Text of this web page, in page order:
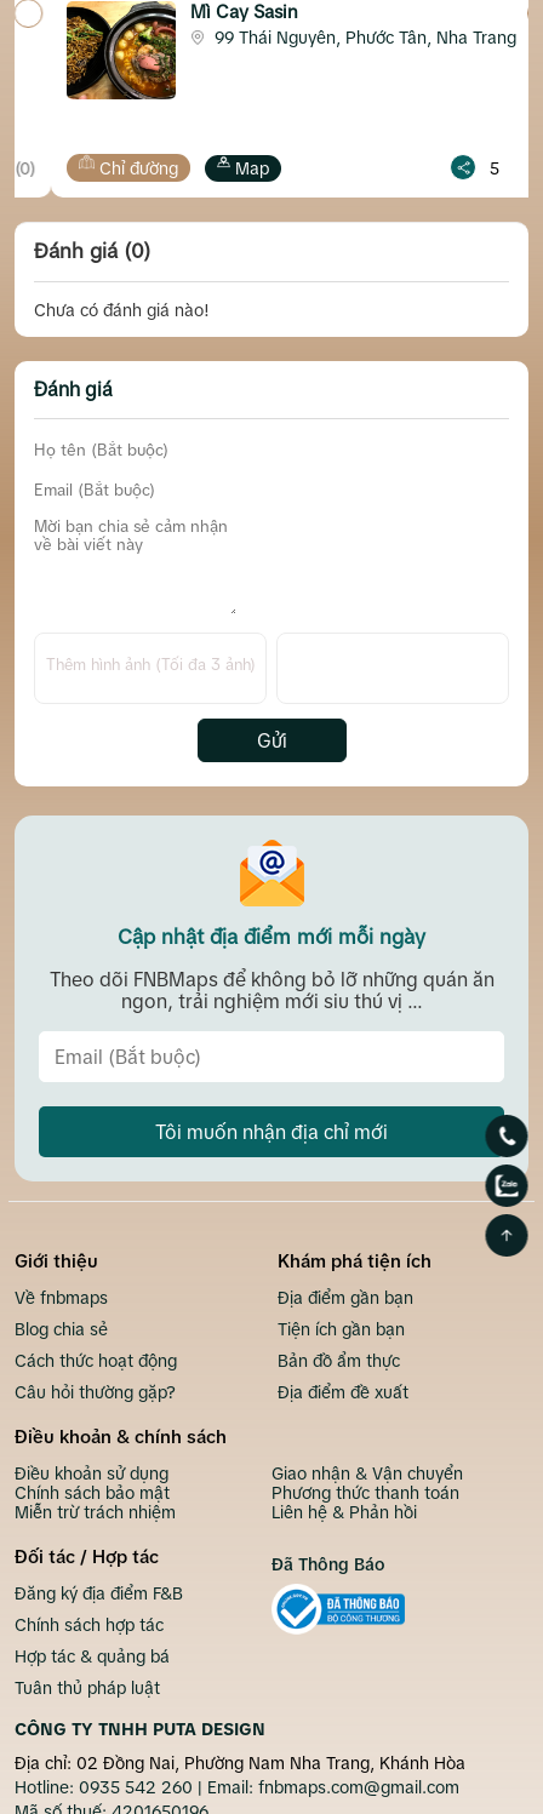
Mì Cay Sasin
99 Thái Nguyên, Phước Tân, Nha Trang
Chỉ đường Map 5
Đánh giá (0)
Chưa có đánh giá nào!
Đánh giá
Thêm hình ảnh (Tối đa 3 ảnh)
Gửi
Cập nhật địa điểm mới mỗi ngày
Theo dõi FNBMaps để không bỏ lỡ những quán ăn
ngon, trải nghiệm mới siu thú vị ...
Tôi muốn nhận địa chỉ mới
Giới thiệu
Về fnbmaps
Blog chia sẻ
Cách thức hoạt động
Câu hỏi thường gặp?
Khám phá tiện ích
Địa điểm gần bạn
Tiện ích gần bạn
Bản đồ ẩm thực
Địa điểm đề xuất
Điều khoản & chính sách
Điều khoản sử dụng
Chính sách bảo mật
Miễn trừ trách nhiệm
Giao nhận & Vận chuyển
Phương thức thanh toán
Liên hệ & Phản hồi
Đối tác / Hợp tác
Đăng ký địa điểm F&B
Chính sách hợp tác
Hợp tác & quảng bá
Tuân thủ pháp luật
CÔNG TY TNHH PUTA DESIGN
Địa chỉ: 02 Đồng Nai, Phường Nam Nha Trang, Khánh Hòa
Hotline: 0935 542 260 | Email: fnbmaps.com@gmail.com
Đã Thông Báo